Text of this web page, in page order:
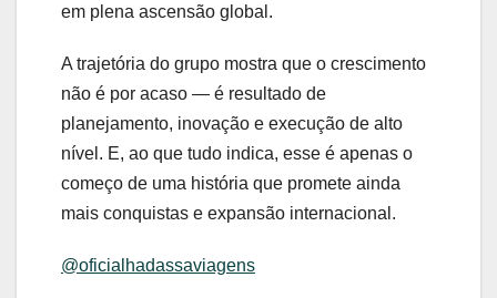
em plena ascensão global.
A trajetória do grupo mostra que o crescimento
não é por acaso — é resultado de
planejamento, inovação e execução de alto
nível. E, ao que tudo indica, esse é apenas o
começo de uma história que promete ainda
mais conquistas e expansão internacional.
@oficialhadassaviagens